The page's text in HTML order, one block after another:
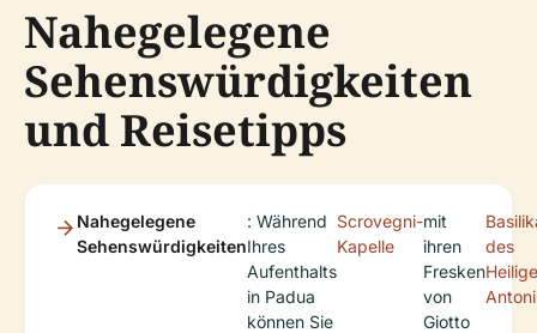
Nahegelegene
Sehenswürdigkeiten
und Reisetipps
Nahegelegene
Sehenswürdigkeiten
: Während
Ihres
Aufenthalts
in Padua
können Sie
Scrovegni-
Kapelle
mit
ihren
Fresken
von
Giotto
des